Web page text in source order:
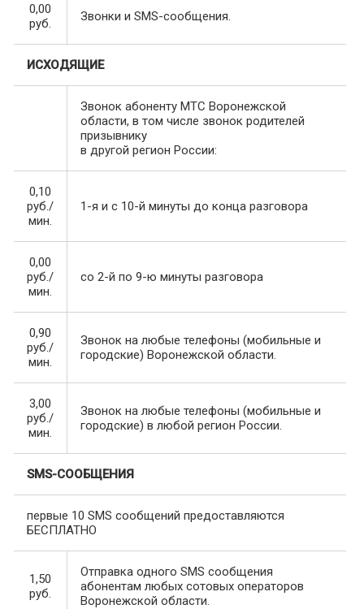
0,00
руб.
Звонки и SMS-сообщения.
ИСХОДЯЩИЕ
Звонок абоненту МТС Воронежской
области, в том числе звонок родителей
призывнику
в другой регион России:
0,10
руб./
мин.
1-я и с 10-й минуты до конца разговора
0,00
руб./
мин.
со 2-й по 9-ю минуты разговора
0,90
руб./
мин.
Звонок на любые телефоны (мобильные и
городские) Воронежской области.
3,00
руб./
мин.
Звонок на любые телефоны (мобильные и
городские) в любой регион России.
SMS-СООБЩЕНИЯ
первые 10 SMS сообщений предоставляются
БЕСПЛАТНО
1,50
руб.
Отправка одного SMS сообщения
абонентам любых сотовых операторов
Воронежской области.